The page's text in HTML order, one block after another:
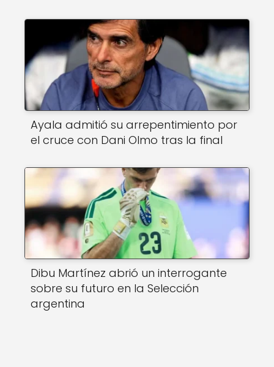
Ayala admitió su arrepentimiento por
el cruce con Dani Olmo tras la final
Dibu Martínez abrió un interrogante
sobre su futuro en la Selección
argentina